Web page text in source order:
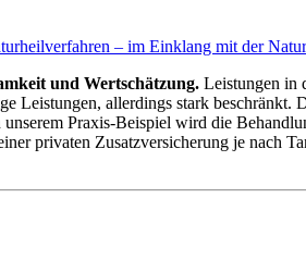
und Wertschätzung. Leistungen in
Leistungen, allerdings stark
Praxis-Beispiel wird die
privaten Zusatzversicherung je nach